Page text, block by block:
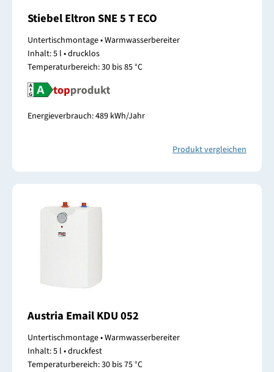
Stiebel Eltron SNE 5 T ECO
Untertischmontage • Warmwasserbereiter
Inhalt: 5 l • drucklos
Temperaturbereich: 30 bis 85 °C
Energieverbrauch: 489 kWh/Jahr
Produkt vergleichen
Austria Email KDU 052
Untertischmontage • Warmwasserbereiter
Inhalt: 5 l • druckfest
Temperaturbereich: 30 bis 75 °C